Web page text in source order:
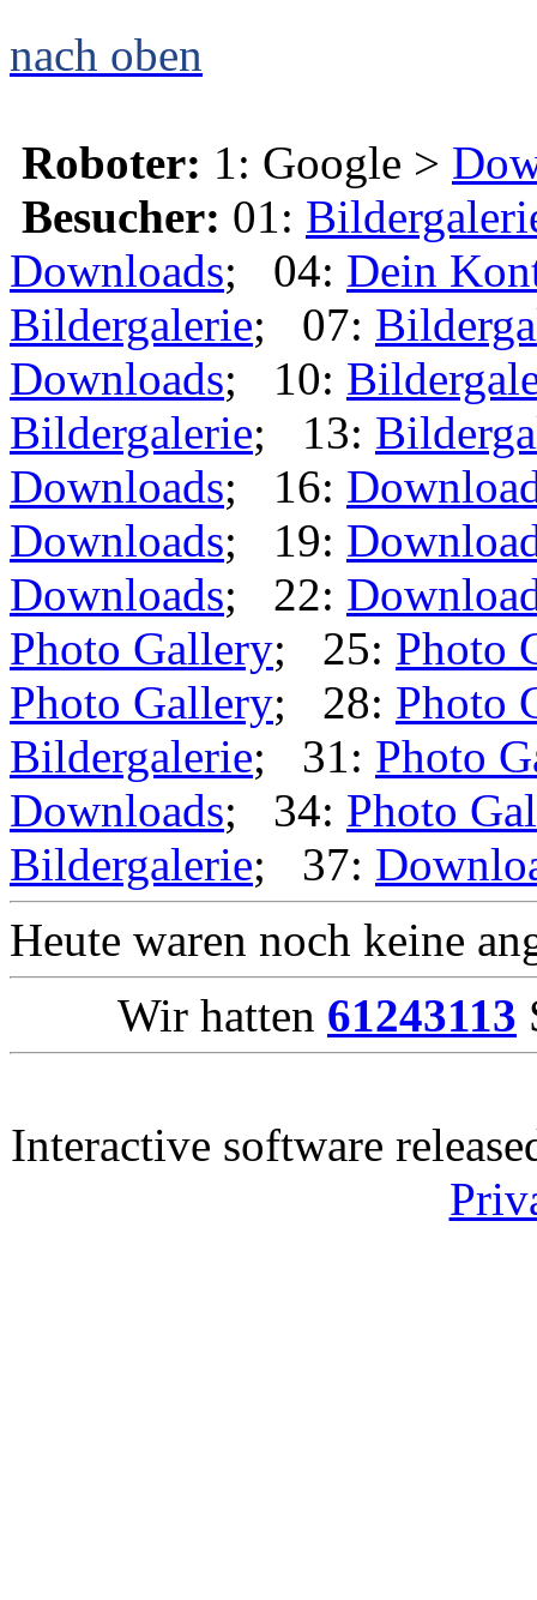
nach oben
Roboter: 1: Google >
Besucher: 01:
Downloads; 04: Dein
Bildergalerie; 07:
Downloads; 10:
Bildergalerie; 13:
Downloads; 16:
Downloads; 19:
Downloads; 22:
Photo Gallery; 25: Photo
Photo Gallery; 28: Photo
Bildergalerie; 31: Photo
Downloads; 34: Photo
Bildergalerie; 37:
Heute waren noch keine
Wir hatten 61243113
Interactive software